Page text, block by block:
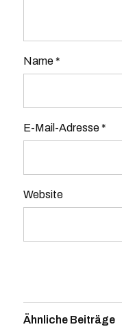
Name*
E-Mail-Adresse*
Website
Ähnliche Beiträge